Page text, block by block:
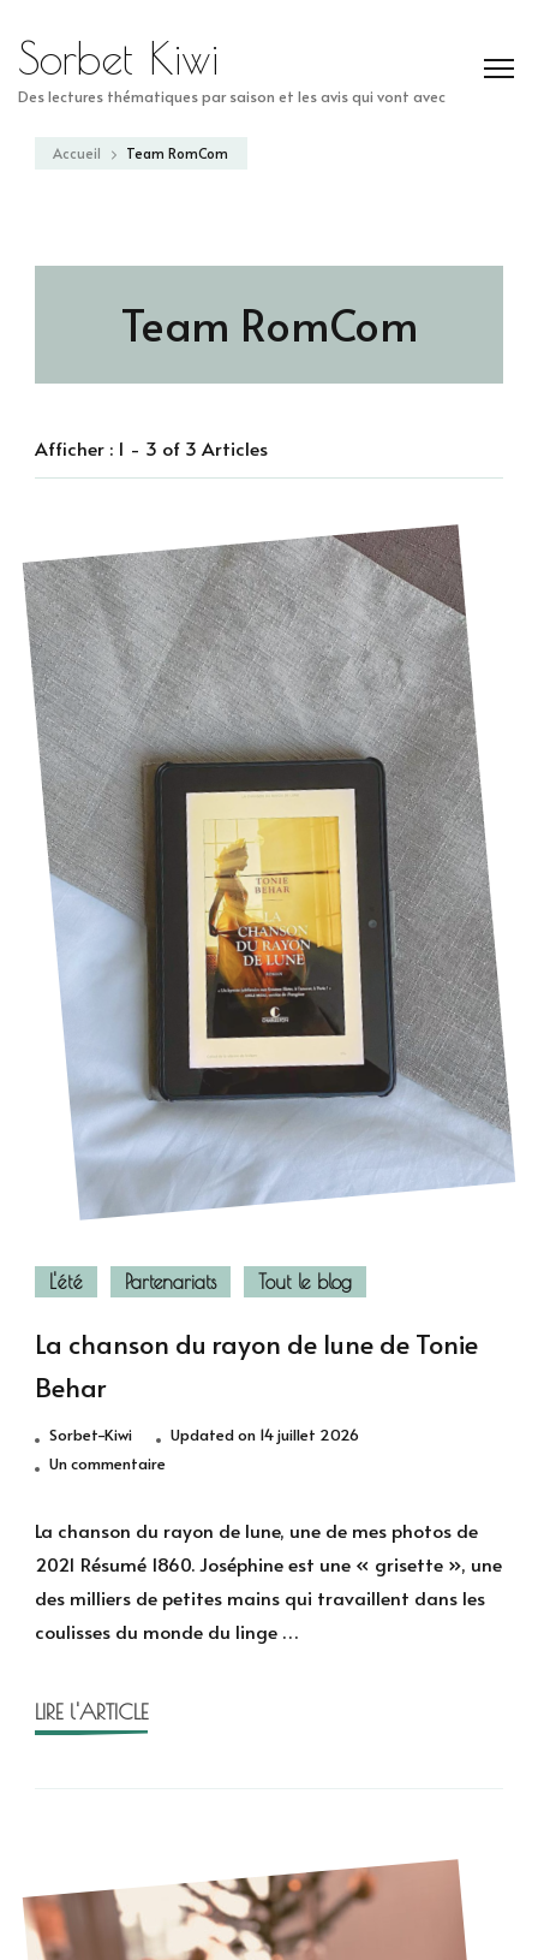
Sorbet Kiwi
Des lectures thématiques par saison et les avis qui vont avec
Accueil Team RomCom
Team RomCom
Afficher : 1 - 3 of 3 Articles
L'été Partenariats Tout le blog
La chanson du rayon de lune de Tonie
Behar
Sorbet-Kiwi Updated on 14 juillet 2026
Un commentairesur
rayon
de
lune
La chanson du rayon de lune, une de mes photos de
2021 Résumé 1860. Joséphine est une « grisette », une
des milliers de petites mains qui travaillent dans les
coulisses du monde du linge …
LIRE l'ARTICLE